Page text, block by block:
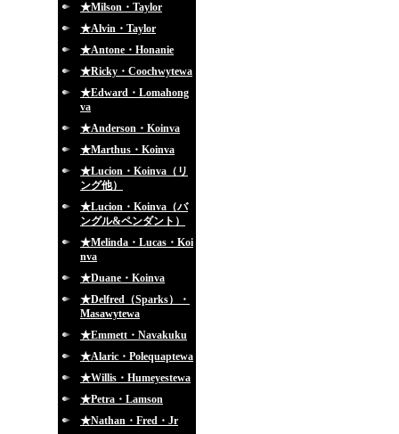
★Milson・Taylor
★Alvin・Taylor
★Antone・Honanie
★Ricky・Coochwytewa
★Edward・Lomahong
va
★Anderson・Koinva
★Marthus・Koinva
★Lucion・Koinva（リ
ング他）
★Lucion・Koinva（バ
ングル&ペンダント）
★Melinda・Lucas・Koi
nva
★Duane・Koinva
★Delfred（Sparks）・
Masawytewa
★Emmett・Navakuku
★Alaric・Polequaptewa
★Willis・Humeyestewa
★Petra・Lamson
★Nathan・Fred・Jr